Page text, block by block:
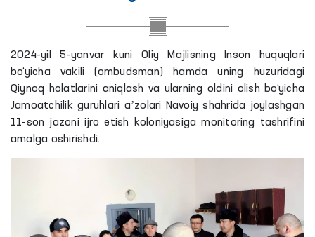
2024-yil 5-yanvar kuni Oliy Majlisning Inson huquqlari
bo‘yicha vakili (ombudsman) hamda uning huzuridagi
Qiynoq holatlarini aniqlash va ularning oldini olish bo‘yicha
Jamoatchilik guruhlari aʼzolari Navoiy shahrida joylashgan
11-son jazoni ijro etish koloniyasiga monitoring tashrifini
amalga oshirishdi.